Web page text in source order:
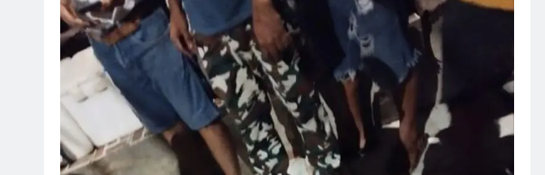
SOCIALES
¡Feliz cumpleaños para doña
Marta Luz López!